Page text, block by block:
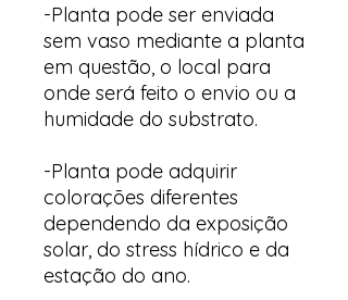
-Planta pode ser enviada
sem vaso mediante a planta
em questão, o local para
onde será feito o envio ou a
humidade do substrato.
-Planta pode adquirir
colorações diferentes
dependendo da exposição
solar, do stress hídrico e da
estação do ano.